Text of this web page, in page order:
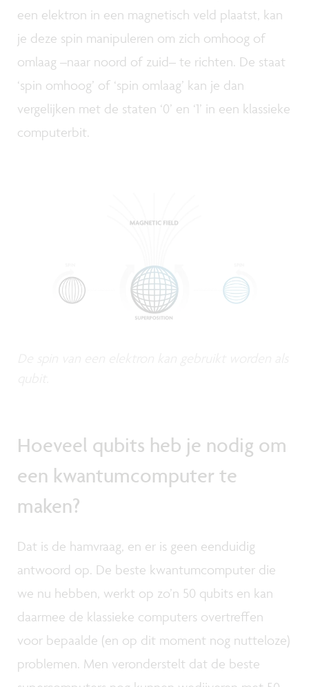
een elektron in een magnetisch veld plaatst, kan
je deze spin manipuleren om zich omhoog of
omlaag –naar noord of zuid– te richten. De staat
‘spin omhoog’ of ‘spin omlaag’ kan je dan
vergelijken met de staten ‘0’ en ‘1’ in een klassieke
computerbit.
Hoeveel qubits heb je nodig om
een kwantumcomputer te
maken?
Dat is de hamvraag, en er is geen eenduidig
antwoord op. De beste kwantumcomputer die
we nu hebben, werkt op zo’n 50 qubits en kan
daarmee de klassieke computers overtreffen
voor bepaalde (en op dit moment nog nutteloze)
problemen. Men veronderstelt dat de beste